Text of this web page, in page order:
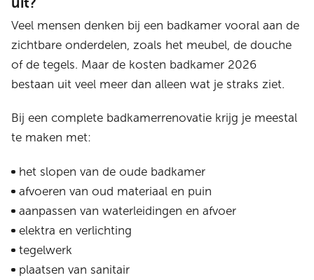
Veel mensen denken bij een badkamer vooral aan de
zichtbare onderdelen, zoals het meubel, de douche
of de tegels. Maar de kosten badkamer 2026
bestaan uit veel meer dan alleen wat je straks ziet.
Bij een complete badkamerrenovatie krijg je meestal
te maken met:
het slopen van de oude badkamer
afvoeren van oud materiaal en puin
aanpassen van waterleidingen en afvoer
elektra en verlichting
tegelwerk
plaatsen van sanitair